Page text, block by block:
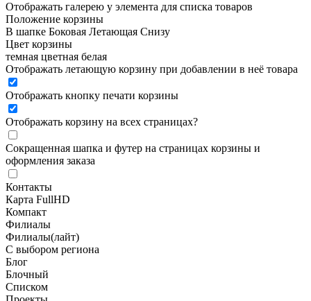
Отображать галерею у элемента для списка товаров
Положение корзины
В шапке Боковая Летающая Снизу
Цвет корзины
темная цветная белая
Отображать летающую корзину при добавлении в неё товара
Отображать кнопку печати корзины
Отображать корзину на всех страницах?
Сокращенная шапка и футер на страницах корзины и
оформления заказа
Контакты
Карта FullHD
Компакт
Филиалы
Филиалы(лайт)
С выбором региона
Блог
Блочный
Списком